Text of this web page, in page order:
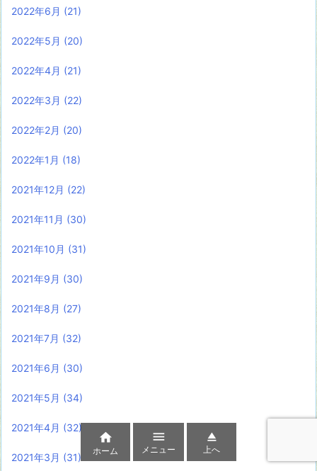
2022年6月 (21)
2022年5月 (20)
2022年4月 (21)
2022年3月 (22)
2022年2月 (20)
2022年1月 (18)
2021年12月 (22)
2021年11月 (30)
2021年10月 (31)
2021年9月 (30)
2021年8月 (27)
2021年7月 (32)
2021年6月 (30)
2021年5月 (34)
2021年4月 (32)
2021年3月 (31)

ホーム

メニュー

上へ